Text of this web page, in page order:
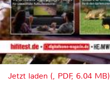
Jetzt laden (, PDF, 6.04 MB)